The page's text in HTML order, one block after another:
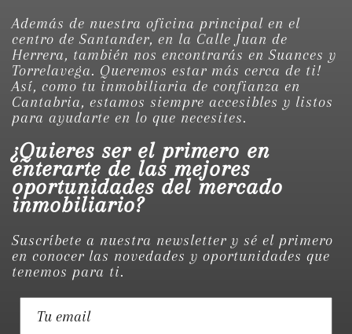
Además de nuestra oficina principal en el
centro de Santander, en la Calle Juan de
Herrera, también nos encontrarás en Suances y
Torrelavega. Queremos estar más cerca de ti!
Así, como tu inmobiliaria de confianza en
Cantabria, estamos siempre accesibles y listos
para ayudarte en lo que necesites.
¿Quieres ser el primero en
enterarte de las mejores
oportunidades del mercado
inmobiliario?
Suscríbete a nuestra newsletter y sé el primero
en conocer las novedades y oportunidades que
tenemos para ti.